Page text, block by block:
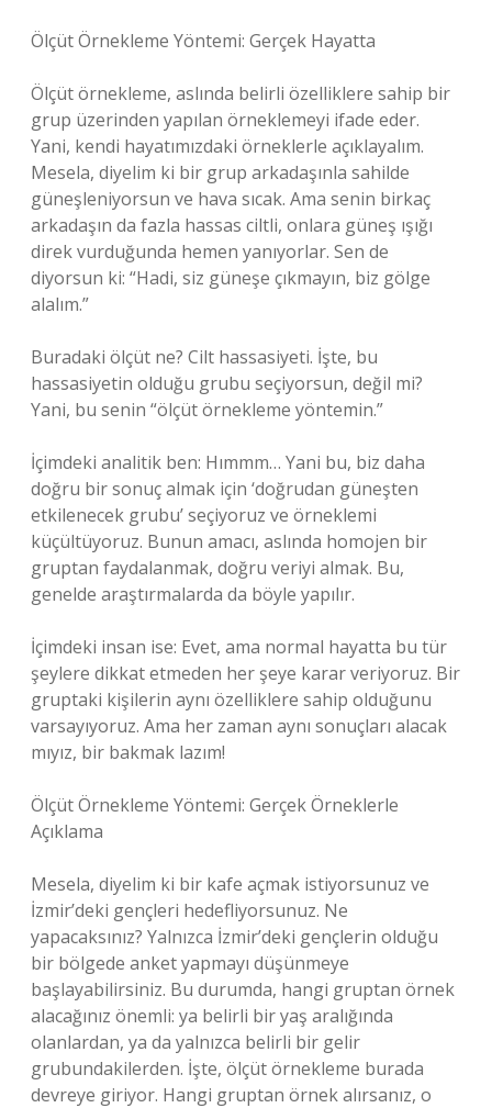
Ölçüt Örnekleme Yöntemi: Gerçek Hayatta
Ölçüt örnekleme, aslında belirli özelliklere sahip bir
grup üzerinden yapılan örneklemeyi ifade eder.
Yani, kendi hayatımızdaki örneklerle açıklayalım.
Mesela, diyelim ki bir grup arkadaşınla sahilde
güneşleniyorsun ve hava sıcak. Ama senin birkaç
arkadaşın da fazla hassas ciltli, onlara güneş ışığı
direk vurduğunda hemen yanıyorlar. Sen de
diyorsun ki: “Hadi, siz güneşe çıkmayın, biz gölge
alalım.”
Buradaki ölçüt ne? Cilt hassasiyeti. İşte, bu
hassasiyetin olduğu grubu seçiyorsun, değil mi?
Yani, bu senin “ölçüt örnekleme yöntemin.”
İçimdeki analitik ben: Hımmm… Yani bu, biz daha
doğru bir sonuç almak için ‘doğrudan güneşten
etkilenecek grubu’ seçiyoruz ve örneklemi
küçültüyoruz. Bunun amacı, aslında homojen bir
gruptan faydalanmak, doğru veriyi almak. Bu,
genelde araştırmalarda da böyle yapılır.
İçimdeki insan ise: Evet, ama normal hayatta bu tür
şeylere dikkat etmeden her şeye karar veriyoruz. Bir
gruptaki kişilerin aynı özelliklere sahip olduğunu
varsayıyoruz. Ama her zaman aynı sonuçları alacak
mıyız, bir bakmak lazım!
Ölçüt Örnekleme Yöntemi: Gerçek Örneklerle
Açıklama
Mesela, diyelim ki bir kafe açmak istiyorsunuz ve
İzmir’deki gençleri hedefliyorsunuz. Ne
yapacaksınız? Yalnızca İzmir’deki gençlerin olduğu
bir bölgede anket yapmayı düşünmeye
başlayabilirsiniz. Bu durumda, hangi gruptan örnek
alacağınız önemli: ya belirli bir yaş aralığında
olanlardan, ya da yalnızca belirli bir gelir
grubundakilerden. İşte, ölçüt örnekleme burada
devreye giriyor. Hangi gruptan örnek alırsanız, o